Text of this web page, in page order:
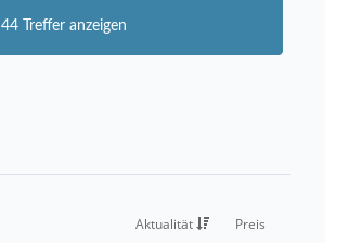
44 Treffer anzeigen
Aktualität Preis